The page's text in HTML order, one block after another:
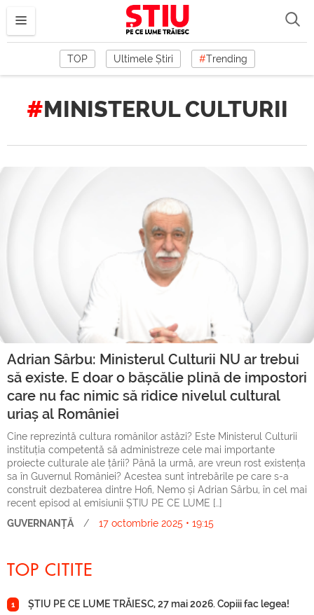
TOP Ultimele Știri #Trending
MINISTERUL CULTURII
Adrian Sârbu: Ministerul Culturii NU ar trebui
să existe. E doar o bășcălie plină de impostori
care nu fac nimic să ridice nivelul cultural
uriaș al României
Cine reprezintă cultura românilor astăzi? Este Ministerul Culturii
instituția competentă să administreze cele mai importante
proiecte culturale ale țării? Până la urmă, are vreun rost existența
sa în Guvernul României? Acestea sunt întrebările pe care s-a
construit dezbaterea dintre Hofi, Nemo și Adrian Sârbu, în cel mai
recent episod al emisiunii ȘTIU PE CE LUME […]
GUVERNANȚĂ
/ 17 octombrie 2025 • 19:15
TOP CITITE
1
ȘTIU PE CE LUME TRĂIESC, 27 mai 2026. Copiii fac legea!